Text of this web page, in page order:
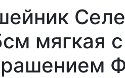
мягкая с